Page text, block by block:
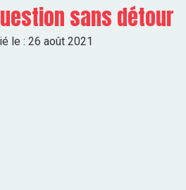
sans détour
le : 26 août 2021